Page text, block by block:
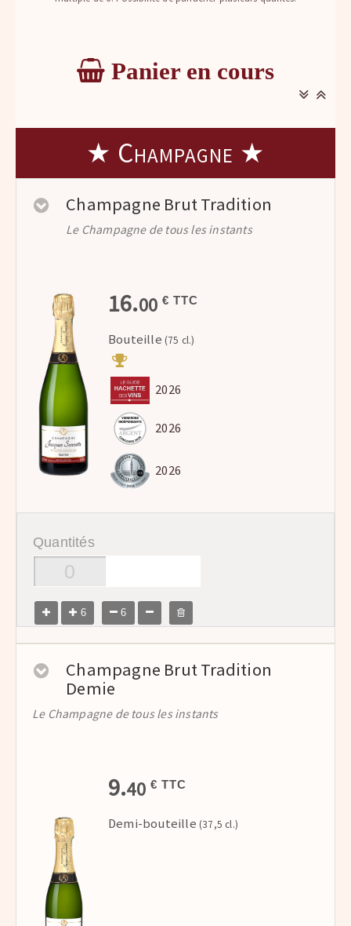
Panier en cours
★ Champagne ★
Champagne Brut Tradition
Le Champagne de tous les instants
16.00 € TTC
Bouteille (75 cl.)
2026
2026
2026
Quantités
6 6
Champagne Brut Tradition
Demie
Le Champagne de tous les instants
9.40 € TTC
Demi-bouteille (37,5 cl.)